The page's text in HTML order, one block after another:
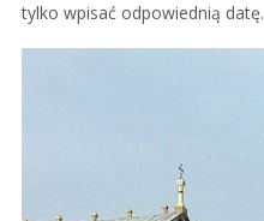
tylko wpisać odpowiednią datę.